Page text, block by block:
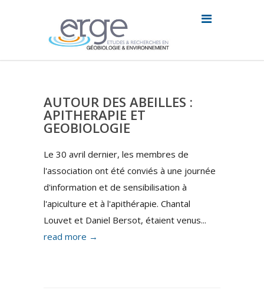
AUTOUR DES ABEILLES :
APITHERAPIE ET
GEOBIOLOGIE
Le 30 avril dernier, les membres de
l'association ont été conviés à une journée
d'information et de sensibilisation à
l'apiculture et à l'apithérapie. Chantal
Louvet et Daniel Bersot, étaient venus...
read more →